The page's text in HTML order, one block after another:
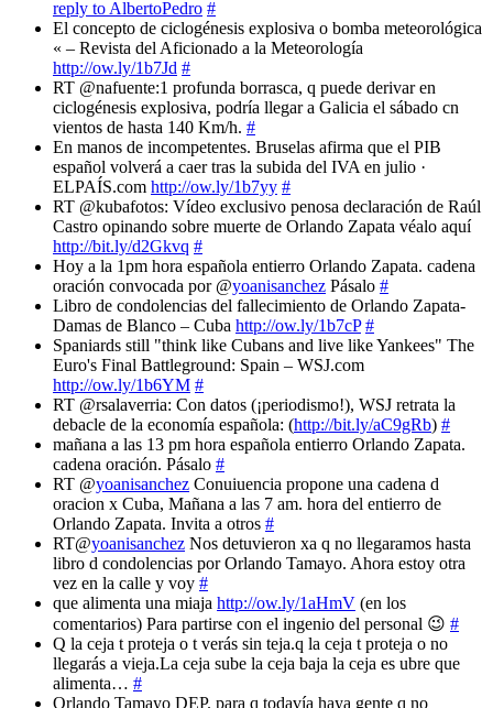
reply to AlbertoPedro #
El concepto de ciclogénesis explosiva o bomba meteorológica
« – Revista del Aficionado a la Meteorología
http://ow.ly/1b7Jd #
RT @nafuente:1 profunda borrasca, q puede derivar en
ciclogénesis explosiva, podría llegar a Galicia el sábado cn
vientos de hasta 140 Km/h. #
En manos de incompetentes. Bruselas afirma que el PIB
español volverá a caer tras la subida del IVA en julio ·
ELPAÍS.com http://ow.ly/1b7yy #
RT @kubafotos: Vídeo exclusivo penosa declaración de Raúl
Castro opinando sobre muerte de Orlando Zapata véalo aquí
http://bit.ly/d2Gkvq #
Hoy a la 1pm hora española entierro Orlando Zapata. cadena
oración convocada por @yoanisanchez Pásalo #
Libro de condolencias del fallecimiento de Orlando Zapata-
Damas de Blanco – Cuba http://ow.ly/1b7cP #
Spaniards still "think like Cubans and live like Yankees" The
Euro's Final Battleground: Spain – WSJ.com
http://ow.ly/1b6YM #
RT @rsalaverria: Con datos (¡periodismo!), WSJ retrata la
debacle de la economía española: (http://bit.ly/aC9gRb) #
mañana a las 13 pm hora española entierro Orlando Zapata.
cadena oración. Pásalo #
RT @yoanisanchez Conuiuencia propone una cadena d
oracion x Cuba, Mañana a las 7 am. hora del entierro de
Orlando Zapata. Invita a otros #
RT@yoanisanchez Nos detuvieron xa q no llegaramos hasta
libro d condolencias por Orlando Tamayo. Ahora estoy otra
vez en la calle y voy #
que alimenta una miaja http://ow.ly/1aHmV (en los
comentarios) Para partirse con el ingenio del personal 😉 #
Q la ceja t proteja o t verás sin teja.q la ceja t proteja o no
llegarás a vieja.La ceja sube la ceja baja la ceja es ubre que
alimenta… #
Orlando Tamayo DEP. para q todavía haya gente q no